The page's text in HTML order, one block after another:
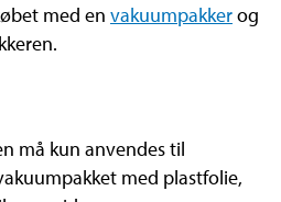
med en vakuumpakkerog
må kun anvendes til
med plastfolie,